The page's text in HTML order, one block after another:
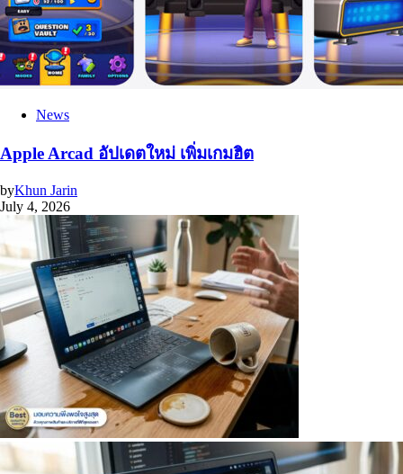
News
Apple Arcad อัปเดตใหม่ เพิ่มเกมฮิต
byKhun Jarin
July 4, 2026